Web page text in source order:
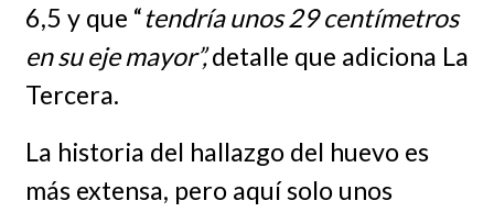
6,5 y que “tendría unos 29 centímetros
en su eje mayor”,detalle que adiciona La
Tercera.
La historia del hallazgo del huevo es
más extensa, pero aquí solo unos